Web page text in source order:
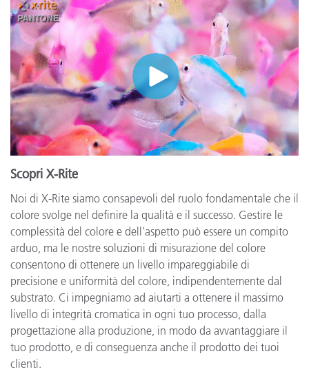
Scopri X-Rite
Noi di X-Rite siamo consapevoli del ruolo fondamentale che il
colore svolge nel definire la qualità e il successo. Gestire le
complessità del colore e dell'aspetto può essere un compito
arduo, ma le nostre soluzioni di misurazione del colore
consentono di ottenere un livello impareggiabile di
precisione e uniformità del colore, indipendentemente dal
substrato. Ci impegniamo ad aiutarti a ottenere il massimo
livello di integrità cromatica in ogni tuo processo, dalla
progettazione alla produzione, in modo da avvantaggiare il
tuo prodotto, e di conseguenza anche il prodotto dei tuoi
clienti.